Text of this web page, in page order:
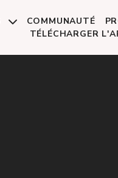
COMMUNAUTÉ
TÉLÉCHARGER